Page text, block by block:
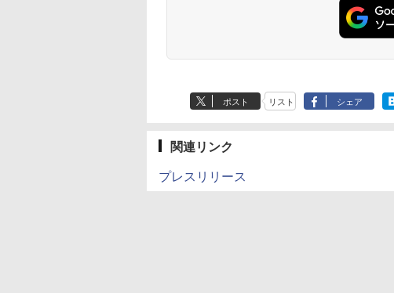
ポスト リスト シェア
関連リンク
プレスリリース